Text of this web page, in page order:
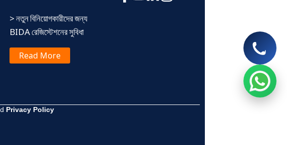
> নতুন বিনিয়োগকারীদের জন্য
BIDA রেজিস্টেশনের সুবিধা
Read More
ব্যবসায়ীদের জন্য সম্পূর্ণ
Read More
Privacy Policy